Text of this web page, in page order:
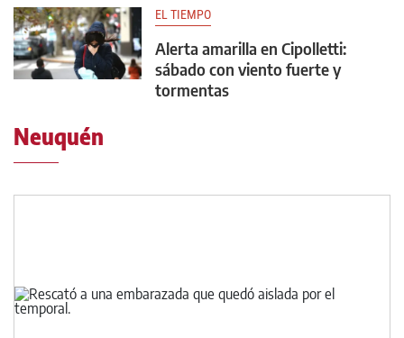
EL TIEMPO
Alerta amarilla en Cipolletti:
sábado con viento fuerte y
tormentas
Neuquén